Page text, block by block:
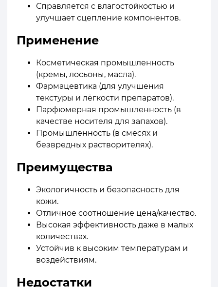
Справляется с влагостойкостью и
улучшает сцепление компонентов.
Применение
Косметическая промышленность
(кремы, лосьоны, масла).
Фармацевтика (для улучшения
текстуры и лёгкости препаратов).
Парфюмерная промышленность (в
качестве носителя для запахов).
Промышленность (в смесях и
безвредных растворителях).
Преимущества
Экологичность и безопасность для
кожи.
Отличное соотношение цена/качество.
Высокая эффективность даже в малых
количествах.
Устойчив к высоким температурам и
воздействиям.
Недостатки